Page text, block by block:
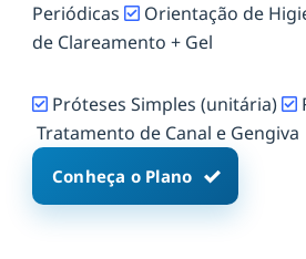
Periódicas
Orientação de
de Clareamento + Gel
Próteses Simples (unitária)
Tratamento de Canal e Gengiva
Conheça o Plano